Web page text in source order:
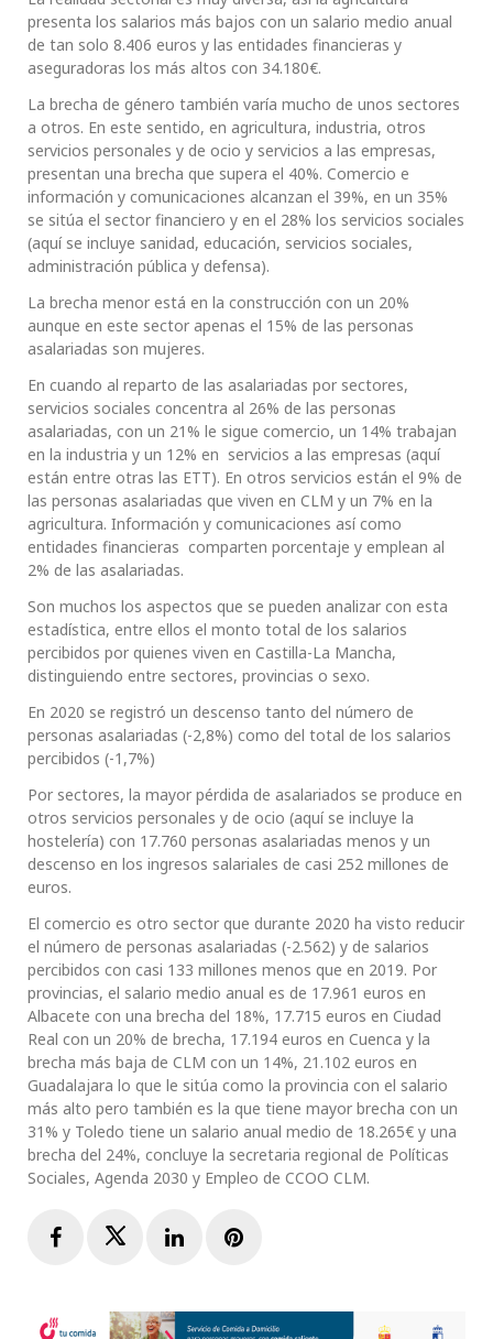
presenta los salarios más bajos con un salario medio anual
de tan solo 8.406 euros y las entidades financieras y
aseguradoras los más altos con 34.180€.
La brecha de género también varía mucho de unos sectores
a otros. En este sentido, en agricultura, industria, otros
servicios personales y de ocio y servicios a las empresas,
presentan una brecha que supera el 40%. Comercio e
información y comunicaciones alcanzan el 39%, en un 35%
se sitúa el sector financiero y en el 28% los servicios sociales
(aquí se incluye sanidad, educación, servicios sociales,
administración pública y defensa).
La brecha menor está en la construcción con un 20%
aunque en este sector apenas el 15% de las personas
asalariadas son mujeres.
En cuando al reparto de las asalariadas por sectores,
servicios sociales concentra al 26% de las personas
asalariadas, con un 21% le sigue comercio, un 14% trabajan
en la industria y un 12% en servicios a las empresas (aquí
están entre otras las ETT). En otros servicios están el 9% de
las personas asalariadas que viven en CLM y un 7% en la
agricultura. Información y comunicaciones así como
entidades financieras comparten porcentaje y emplean al
2% de las asalariadas.
Son muchos los aspectos que se pueden analizar con esta
estadística, entre ellos el monto total de los salarios
percibidos por quienes viven en Castilla-La Mancha,
distinguiendo entre sectores, provincias o sexo.
En 2020 se registró un descenso tanto del número de
personas asalariadas (-2,8%) como del total de los salarios
percibidos (-1,7%)
Por sectores, la mayor pérdida de asalariados se produce en
otros servicios personales y de ocio (aquí se incluye la
hostelería) con 17.760 personas asalariadas menos y un
descenso en los ingresos salariales de casi 252 millones de
euros.
El comercio es otro sector que durante 2020 ha visto reducir
el número de personas asalariadas (-2.562) y de salarios
percibidos con casi 133 millones menos que en 2019. Por
provincias, el salario medio anual es de 17.961 euros en
Albacete con una brecha del 18%, 17.715 euros en Ciudad
Real con un 20% de brecha, 17.194 euros en Cuenca y la
brecha más baja de CLM con un 14%, 21.102 euros en
Guadalajara lo que le sitúa como la provincia con el salario
más alto pero también es la que tiene mayor brecha con un
31% y Toledo tiene un salario anual medio de 18.265€ y una
brecha del 24%, concluye la secretaria regional de Políticas
Sociales, Agenda 2030 y Empleo de CCOO CLM.
FacebookTwitterLinkedInPinterest